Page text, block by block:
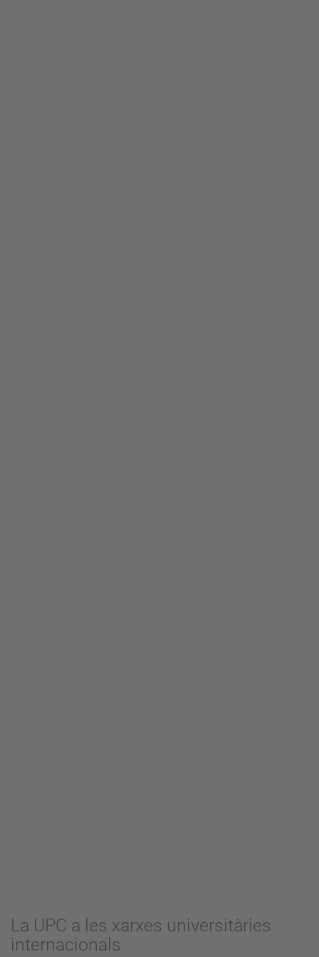
La UPC a les xarxes universitàries
internacionals